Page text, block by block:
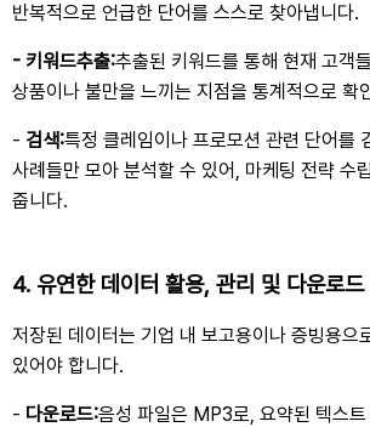
반복적으로 언급한 단어를 스스로 찾아냅니다.
- 키워드추출:추출된 키워드를 통해 현재 고객
상품이나 불만을 느끼는 지점을 통계적으로 확
- 검색:특정 클레임이나 프로모션 관련 단어를
사례들만 모아 분석할 수 있어
마케팅 전략 수
줍니다.
4. 유연한 데이터 활용, 관리 및 다운로드
저장된 데이터는 기업 내 보고용이나 증빙용으
있어야 합니다.
- 다운로드:음성 파일은 MP3로 요약된 텍스